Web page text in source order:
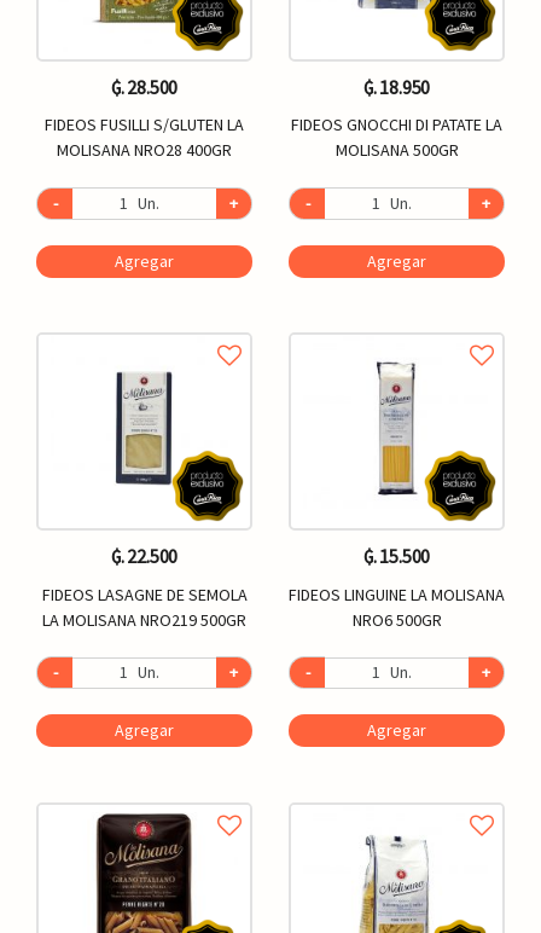
₲. 28.500
FIDEOS FUSILLI S/GLUTEN LA
MOLISANA NRO28 400GR
- Un. +
Agregar
₲. 18.950
FIDEOS GNOCCHI DI PATATE LA
MOLISANA 500GR
- Un. +
Agregar
₲. 22.500
FIDEOS LASAGNE DE SEMOLA
LA MOLISANA NRO219 500GR
- Un. +
Agregar
₲. 15.500
FIDEOS LINGUINE LA MOLISANA
NRO6 500GR
- Un. +
Agregar